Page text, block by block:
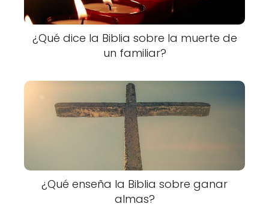
¿Qué dice la Biblia sobre la muerte de
un familiar?
¿Qué enseña la Biblia sobre ganar
almas?